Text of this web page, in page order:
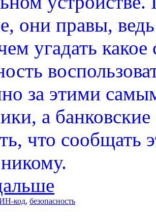
они правы,
угадать
за этими
а банковские
что сообщать
код, безопасность